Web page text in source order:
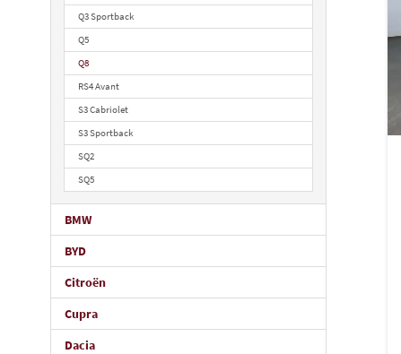
Q3 Sportback
Q5
Q8
RS4 Avant
S3 Cabriolet
S3 Sportback
SQ2
SQ5
BMW
BYD
Citroën
Cupra
Dacia